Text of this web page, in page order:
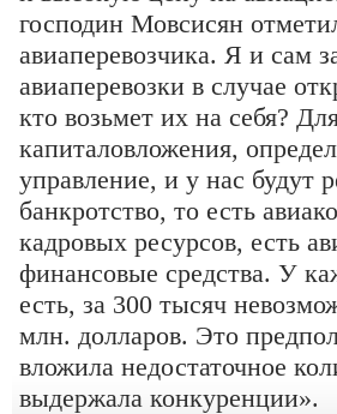
господин Мовсисян
авиаперевозчика. Я и сам
авиаперевозки в случае
кто возьмет их на себя?
капиталовложения,
управление, и у нас будут
банкротство, то есть
кадровых ресурсов, есть
финансовые средства. У
есть, за 300 тысяч
млн. долларов. Это
вложила недостаточное
выдержала конкуренции».